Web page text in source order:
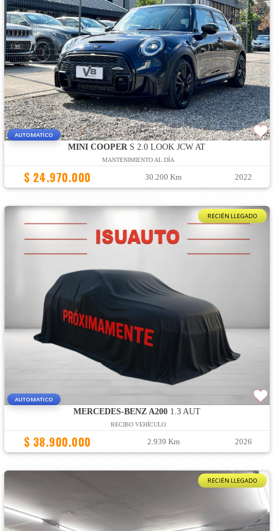
AUTOMATICO
MINI COOPER S 2.0 LOOK JCW AT
MANTENIMIENTO AL DÍA
$ 24.970.000 30.200 Km 2022
RECIÉN LLEGADO
AUTOMATICO
MERCEDES-BENZ A2001.3 AUT
RECIBO VEHÍCULO
$ 38.900.000 2.939 Km 2026
RECIÉN LLEGADO